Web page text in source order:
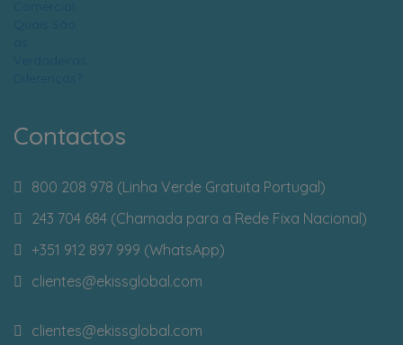
Contactos
800 208 978 (Linha Verde Gratuita Portugal)
243 704 684 (Chamada para a Rede Fixa Nacional)
+351 912 897 999 (WhatsApp)
clientes@ekissglobal.com
clientes@ekissglobal.com